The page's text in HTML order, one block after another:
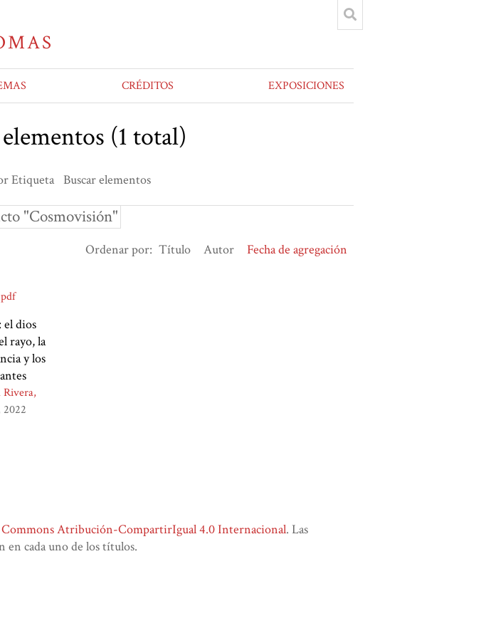
CRÉDITOS EXPOSICIONES
(1 total)
Etiqueta Buscar elementos
"Cosmovisión"
Ordenar por: Título Autor Fecha de agregación
dios
rayo, la
y los
Rivera,
2022
Atribución-CompartirIgual 4.0 Internacional. Las
en cada uno de los títulos.